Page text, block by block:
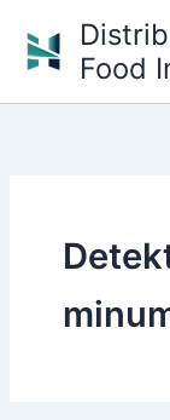
content
Food